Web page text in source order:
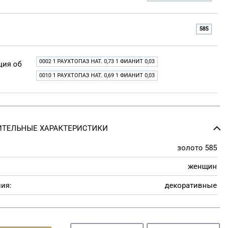
585
об
0002 1 РАУХТОПАЗ НАТ. 0,73 1 ФИАНИТ 0,03
0010 1 РАУХТОПАЗ НАТ. 0,69 1 ФИАНИТ 0,03
ХАРАКТЕРИСТИКИ
золото 585
женщин
декоративные